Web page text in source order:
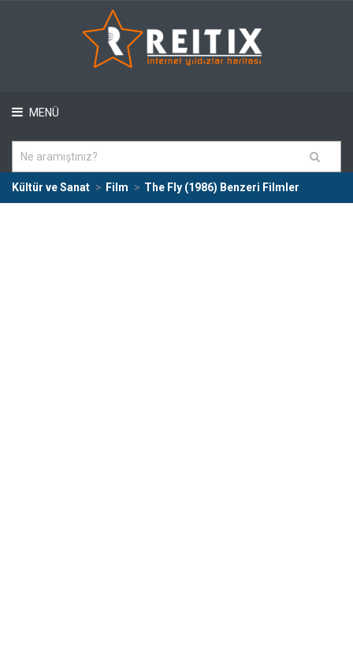
MENÜ
Kültür ve Sanat Film The Fly (1986) Benzeri Filmler